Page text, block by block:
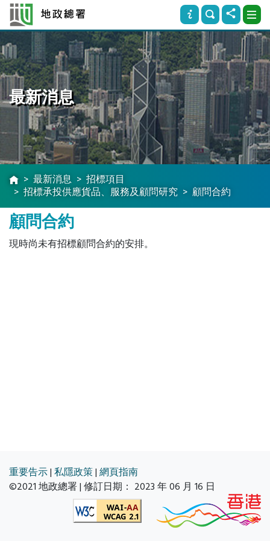
最新消息
最新消息
招標項目
招標承投供應貨品、服務及顧問研究
顧問合約
顧問合約
現時尚未有招標顧問合約的安排。
重要告示| 私隱政策| 網頁指南
©2021 地政總署 | 修訂日期： 2023 年 06 月 16 日